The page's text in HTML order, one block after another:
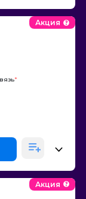
Акция
*
Акция